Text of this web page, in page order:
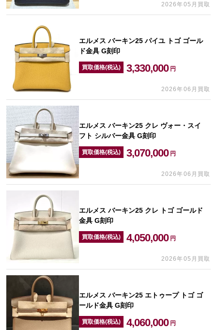
2026年05月買取
エルメス バーキン25 パイユ トゴ ゴール
ド金具 G刻印
買取価格(税込) 3,330,000 円
2026年06月買取
エルメス バーキン25 クレ ヴォー・スイ
フト シルバー金具 G刻印
買取価格(税込) 3,070,000 円
2026年06月買取
エルメス バーキン25 クレ トゴ ゴールド
金具 G刻印
買取価格(税込) 4,050,000 円
2026年05月買取
エルメス バーキン25 エトゥープ トゴ ゴ
ールド金具 G刻印
買取価格(税込) 4,060,000 円